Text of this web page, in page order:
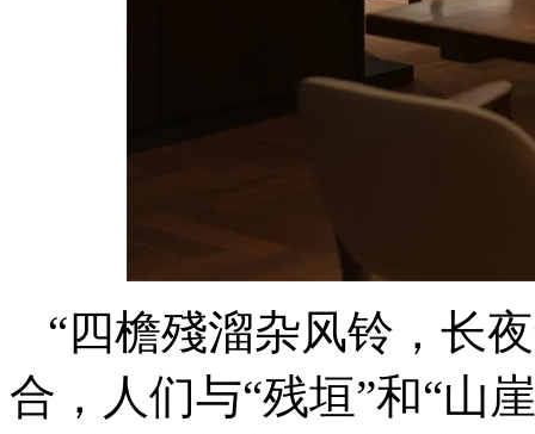
“四檐殘溜杂风铃，长
合，人们与“残垣”和“山